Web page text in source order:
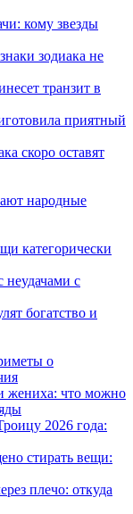
кому звезды
зодиака не
транзит в
приятный
скоро оставят
народные
категорически
неудачами с
богатство и
о
жениха: что можно
2026 года:
стирать вещи:
плечо: откуда